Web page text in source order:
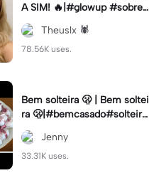
A SIM! 🔥|#glowup #sobre
mim #viralcut #importasi
m ✨ Theuslx 🕷️
78.56K uses.
Bem solteira 🫢 | Bem soltei
ra 🫢|#bemcasado#solteira
#trendtiktok#i5#viral
Jenny
33.31K uses.